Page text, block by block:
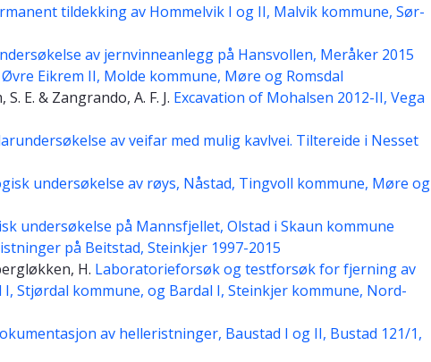
tildekking av Hommelvik I og II, Malvik kommune, Sør-
av jernvinneanlegg på Hansvollen, Meråker 2015
Eikrem II, Molde kommune, Møre og Romsdal
E. & Zangrando, A. F. J. Excavation of Mohalsen 2012-II, Vega
av veifar med mulig kavlvei. Tiltereide i Nesset
undersøkelse av røys, Nåstad, Tingvoll kommune, Møre og
undersøkelse på Mannsfjellet, Olstad i Skaun kommune
på Beitstad, Steinkjer 1997-2015
H. Laboratorieforsøk og testforsøk for fjerning av
Stjørdal kommune, og Bardal I, Steinkjer kommune, Nord-
av helleristninger, Baustad I og II, Bustad 121/1,